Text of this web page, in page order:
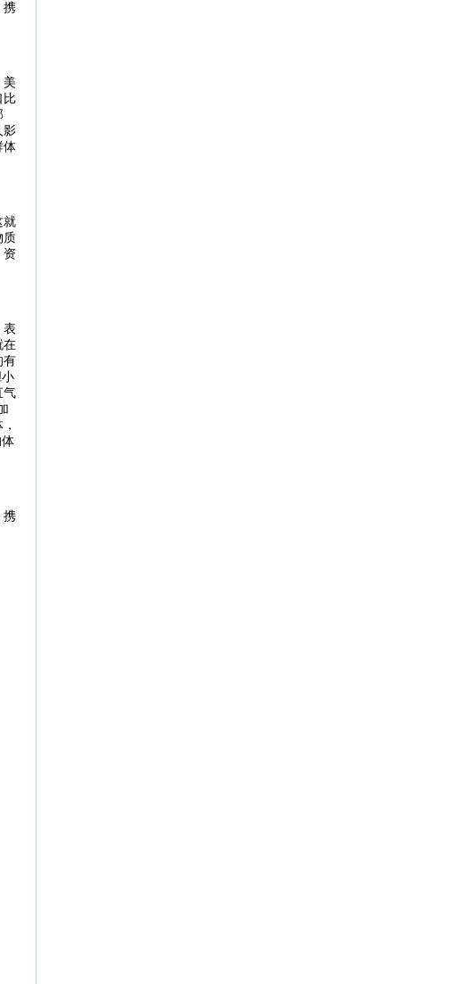
携
美
比
影
体
就
质
资
表
在
有
气
携